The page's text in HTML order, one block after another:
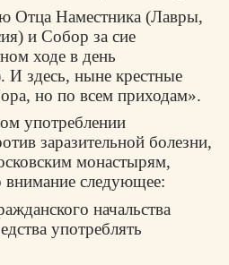
Отца Наместника (Лавры,
и Собор за сие
ходе в день
И здесь, ныне крестные
но по всем приходам».
употреблении
заразительной болезни,
монастырям,
внимание следующее:
начальства
употреблять